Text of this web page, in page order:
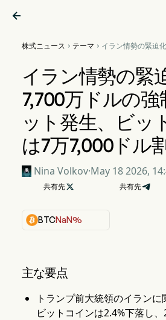

株式ニュース  テーマ  イラン情勢の緊迫
ト発生、ビットコイ
7,000ドル割れ
イラン情勢の緊
7,700万ドルの強
ット発生、ビッ
は7万7,000ドル
Nina Volkov·May 18 2026,
共有先 共有先
BTCNaN%
主な要点
トランプ前大統領のイランに
ビットコインは2.4%下落し